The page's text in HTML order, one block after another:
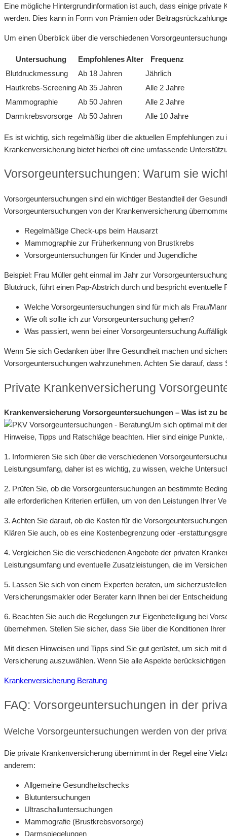
Eine mögliche Hintergrundinformation ist auch, dass einige
werden. Dies kann in Form von Prämien oder
Um einen Überblick über die verschiedenen
Untersuchung Empfohlenes Alter
Frequenz
Blutdruckmessung
Ab 18 Jahren
Jährlich
Hautkrebs-Screening Ab 35 Jahren
Alle 2 Jahre
Mammographie
Ab 50 Jahren
Alle 2 Jahre
Darmkrebsvorsorge
Ab 50 Jahren Alle 10 Jahre
Es ist wichtig, sich regelmäßig über die aktuellen Empfehlungen
Krankenversicherung bietet hierbei oft eine umfassende
Vorsorgeuntersuchungen: Warum sie
Vorsorgeuntersuchungen sind ein wichtiger Bestandteil der
Vorsorgeuntersuchungen von der Krankenversicherung
Regelmäßige Check-ups beim Hausarzt
Mammographie zur Früherkennung von Brustkrebs
Vorsorgeuntersuchungen für Kinder und Jugendliche
Beispiel: Frau Müller geht einmal im Jahr zur
Blutdruck, führt einen Pap-Abstrich durch und bespricht eventuelle
Welche Vorsorgeuntersuchungen sind für mich als Frau/
Wie oft sollte ich zur Vorsorgeuntersuchung gehen?
Was passiert, wenn bei einer Vorsorgeuntersuchung
Wenn Sie sich Gedanken über Ihre Gesundheit machen und
Vorsorgeuntersuchungen wahrzunehmen. Achten Sie darauf,
Private Krankenversicherung
Krankenversicherung Vorsorgeuntersuchungen – Was ist zu
Um sich optimal mit
Hinweise, Tipps und Ratschläge beachten. Hier sind einige
1. Informieren Sie sich über die verschiedenen
Leistungsumfang, daher ist es wichtig, zu wissen, welche
2. Prüfen Sie, ob die Vorsorgeuntersuchungen an bestimmte
alle erforderlichen Kriterien erfüllen, um von den Leistungen Ihrer
3. Achten Sie darauf, ob die Kosten für die
Klären Sie auch, ob es eine Kostenbegrenzung oder -
4. Vergleichen Sie die verschiedenen Angebote der privaten
Leistungsumfang und eventuelle Zusatzleistungen, die im
5. Lassen Sie sich von einem Experten beraten, um
Versicherungsmakler oder Berater kann Ihnen bei der
6. Beachten Sie auch die Regelungen zur Eigenbeteiligung bei
übernehmen. Stellen Sie sicher, dass Sie über die Konditionen
Mit diesen Hinweisen und Tipps sind Sie gut gerüstet, um sich
Versicherung auszuwählen. Wenn Sie alle Aspekte
Krankenversicherung Beratung
FAQ: Vorsorgeuntersuchungen in der
Welche Vorsorgeuntersuchungen werden von der
Die private Krankenversicherung übernimmt in der Regel eine
anderem:
Allgemeine Gesundheitschecks
Blutuntersuchungen
Ultraschalluntersuchungen
Mammografie (Brustkrebsvorsorge)
Darmspiegelungen